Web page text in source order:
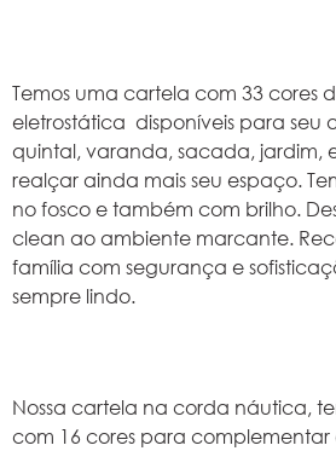
Temos uma cartela com 33 cores
eletrostática disponíveis para seu
quintal, varanda, sacada, jardim,
realçar ainda mais seu espaço.
no fosco e também com brilho.
clean ao ambiente marcante.
família com segurança e
sempre lindo.
Nossa cartela na corda náutica,
com 16 cores para complementar